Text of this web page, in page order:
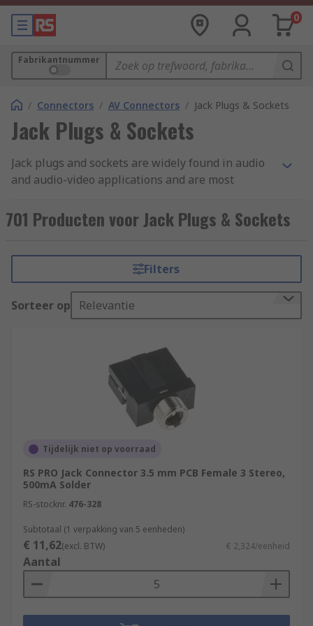
0
Fabrikantnummer
/ Connectors / AV Connectors / Jack Plugs & Sockets
Jack Plugs & Sockets
Jack plugs and sockets are widely found in audio
and audio-video applications and are most
are sometimes refered to as TRS connectors,
which stands for Tip/Ring/Sleeve. The tip is the
located between the two plastic dividers, and the
sleeve is the rest of the metal part of the plug.
Each part of the plug is electrically isolated from
the others, allowing one plug to carry more than
mono (Single Channel, TR) versions, or Stereo
(Dual Channel, TRS) varieties. However, three-
channel versions (TRRS) are also available for
when video signals are also needed.
Types of Jack Connectors
6.35 mm Jack Connectors
Also known as inch Jack Plugs and Sockets, these
instruments, such as amplifiers and electric
guitars or keyboards. Whether on the stage or in
the studio, musicians and technicians will be very
familiar with inch jack plugs. They are also
sometimes known as phone connectors, due to
their prevalence in connecting analogue phones
701 Producten voor Jack Plugs & Sockets
Filters
Sorteer op Relevantie
Tijdelijk niet op voorraad
RS PRO Jack Connector 3.5 mm PCB Female 3 Stereo,
500mA Solder
RS-stocknr. 476-328
Subtotaal (1 verpakking van 5 eenheden)
€ 11,62(excl. BTW) € 2,324/eenheid
Aantal